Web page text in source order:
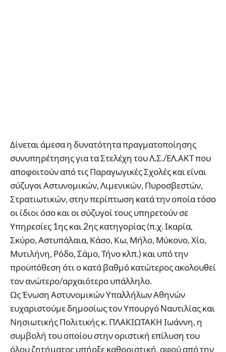
Δίνεται άμεσα η δυνατότητα πραγματοποίησης
συνυπηρέτησης για τα Στελέχη του Λ.Σ./ΕΛ.ΑΚΤ που
αποφοιτούν από τις Παραγωγικές Σχολές και είναι
σύζυγοι Αστυνομικών, Λιμενικών, Πυροσβεστών,
Στρατιωτικών, στην περίπτωση κατά την οποία τόσο
οι ίδιοι όσο και οι σύζυγοί τους υπηρετούν σε
Υπηρεσίες 1ης και 2ης κατηγορίας (π.χ. Ικαρία,
Σκύρο, Αστυπάλαια, Κάσο, Κω, Μήλο, Μύκονο, Χίο,
Μυτιλήνη, Ρόδο, Σάμο, Τήνο κλπ.) και υπό την
προϋπόθεση ότι ο κατά βαθμό κατώτερος ακολουθεί
τον ανώτερο/αρχαιότερο υπάλληλο.
Ως Ένωση Αστυνομικών Υπαλλήλων Αθηνών
ευχαριστούμε δημοσίως τον Υπουργό Ναυτιλίας και
Νησιωτικής Πολιτικής κ. ΠΛΑΚΙΩΤΑΚΗ Ιωάννη, η
συμβολή του οποίου στην οριστική επίλυση του
όλου ζητήματος υπήρξε καθοριστική, αφού από την